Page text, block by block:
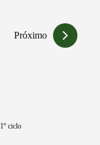
Próximo
ciclo